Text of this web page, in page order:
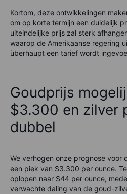
Kortom, deze ontwikkelingen
om op korte termijn een duidelijk
uiteindelijke prijs zal sterk
waarop de Amerikaanse regering
überhaupt een tarief wordt
Goudprijs
$3.300 en zilver
dubbel
We verhogen onze prognose voor
een piek van $3.300 per ounce.
oplopen naar $44 per ounce,
verwachte daling van de goud-